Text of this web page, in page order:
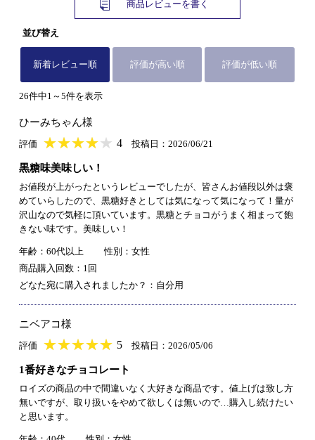
商品レビューを書く
並び替え
新着レビュー順 評価が高い順 評価が低い順
26件中1～5件を表示
ひーみちゃん様
評価 ★★★★★
★★★★★ 4 投稿日：2026/06/21
黒糖味美味しい！
お値段が上がったというレビューでしたが、皆さんお値段以外は褒
めていらしたので、黒糖好きとしては気になって気になって！量が
沢山なので気軽に頂いています。黒糖とチョコがうまく相まって飽
きない味です。美味しい！
年齢：60代以上
性別：女性
商品購入回数：1回
どなた宛に購入されましたか？：自分用
ニベアコ様
評価 ★★★★★
★★★★★ 5 投稿日：2026/05/06
1番好きなチョコレート
ロイズの商品の中で間違いなく大好きな商品です。値上げは致し方
無いですが、取り扱いをやめて欲しくは無いので…購入し続けたい
と思います。